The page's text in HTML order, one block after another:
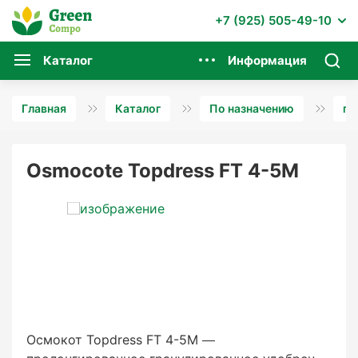
+7 (925) 505-49-10
Каталог Информация
Главная Каталог По назначению
Osmocote Topdress FT 4-5M
Осмокот Topdress FT 4-5M —